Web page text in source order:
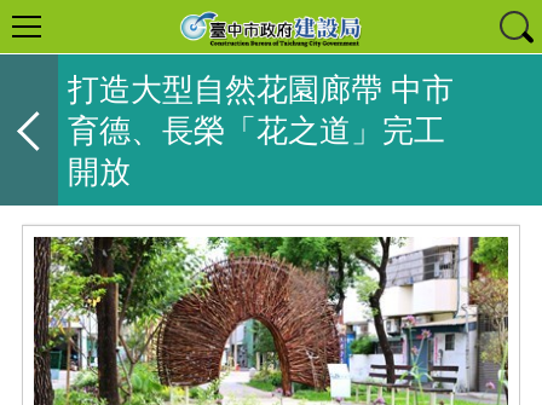
打造大型自然花園廊帶 中市
育德、長榮「花之道」完工
開放